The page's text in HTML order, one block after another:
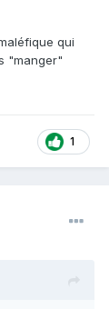
qui
"manger"
1